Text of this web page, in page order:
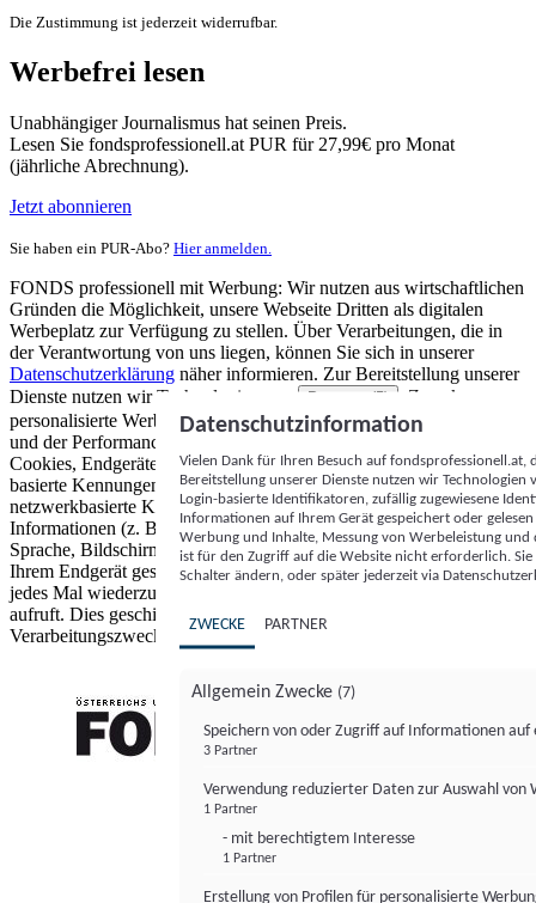
Die Zustimmung ist jederzeit widerrufbar.
Werbefrei lesen
Unabhängiger Journalismus hat seinen Preis.
Lesen Sie fondsprofessionell.at PUR für 27,99€ pro Monat
(jährliche Abrechnung).
Jetzt abonnieren
Sie haben ein PUR-Abo? Hier anmelden.
FONDS professionell mit Werbung: Wir nutzen aus wirtschaftlichen
Gründen die Möglichkeit, unsere Webseite Dritten als digitalen
Werbeplatz zur Verfügung zu stellen. Über Verarbeitungen, die in
der Verantwortung von uns liegen, können Sie sich in unserer
Datenschutzerklärung näher informieren. Zur Bereitstellung unserer
Dienste nutzen wir Technologien von
Partnern (5)
. Zwecke:
personalisierte Werbung und Inhalte, Messung von Werbeleistung
und der Performance von Inhalten sowie Zielgruppenforschung.
Cookies, Endgeräte- oder ähnliche Online-Kennungen (z. B. login-
basierte Kennungen, zufällig generierte Kennungen,
netzwerkbasierte Kennungen) können zusammen mit anderen
Informationen (z. B. Browsertyp und Browserinformationen,
Sprache, Bildschirmgröße, unterstützte Technologien usw.) auf
Ihrem Endgerät gespeichert oder von dort ausgelesen werden, um es
jedes Mal wiederzuerkennen, wenn es eine App oder einer Webseite
aufruft. Dies geschieht für einen oder mehrere der hier aufgeführten
Verarbeitungszwecke.
Datenschutzinformation
Vielen Dank für Ihren Besuch auf
Bereitstellung unserer Dienste nutzen wir Technologien
Login-basierte Identifikatoren, zufällig zugewiesene
Informationen auf Ihrem Gerät gespeichert oder
Werbung und Inhalte, Messung von Werbeleistung
ist für den Zugriff auf die Website nicht erforderlich.
Schalter ändern, oder später jederzeit via
ZWECKE PARTNER
Allgemein Zwecke (7)
Speichern von oder Zugriff auf Informationen auf
3 Partner
Verwendung reduzierter Daten zur Auswahl von
1 Partner
- mit berechtigtem Interesse
1 Partner
Erstellung von Profilen für personalisierte
FONDS professionell